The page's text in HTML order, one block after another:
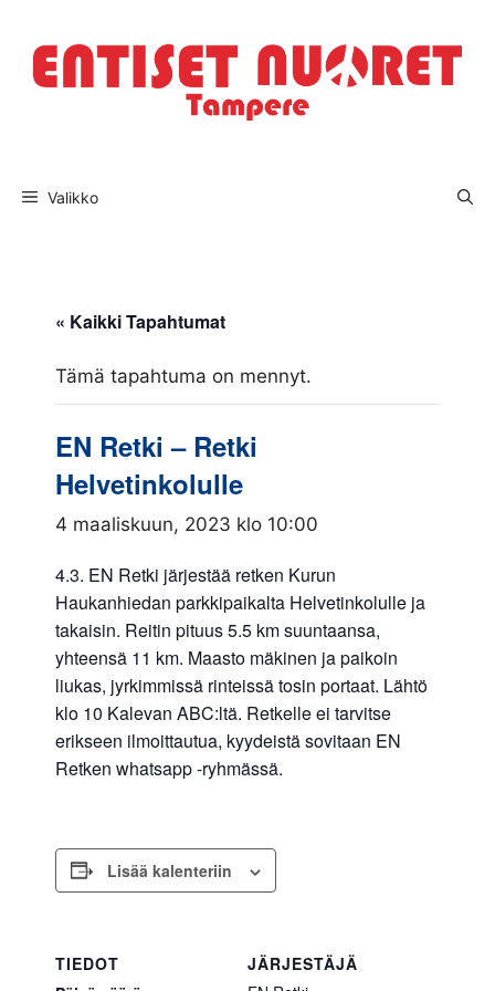
sisältöön
Valikko
« Kaikki Tapahtumat
Tämä tapahtuma on mennyt.
EN Retki – Retki
Helvetinkolulle
4 maaliskuun, 2023 klo 10:00
4.3. EN Retki järjestää retken Kurun
Haukanhiedan parkkipaikalta Helvetinkolulle ja
takaisin. Reitin pituus 5.5 km suuntaansa,
yhteensä 11 km. Maasto mäkinen ja paikoin
liukas, jyrkimmissä rinteissä tosin portaat. Lähtö
klo 10 Kalevan ABC:ltä. Retkelle ei tarvitse
erikseen ilmoittautua, kyydeistä sovitaan EN
Retken whatsapp -ryhmässä.
Lisää kalenteriin
TIEDOT
JÄRJESTÄJÄ